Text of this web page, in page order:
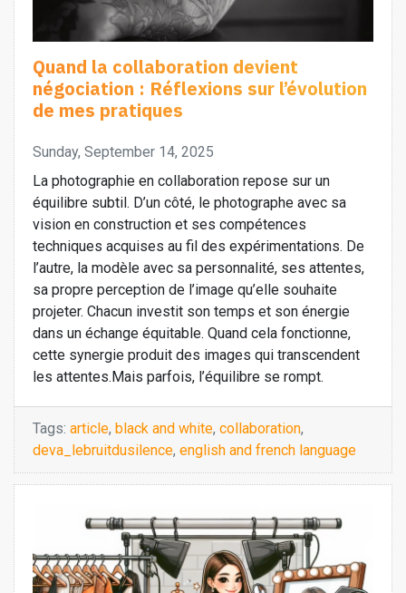
Quand la collaboration devient
négociation : Réflexions sur l’évolution
de mes pratiques
Sunday, September 14, 2025
La photographie en collaboration repose sur un
équilibre subtil. D’un côté, le photographe avec sa
vision en construction et ses compétences
techniques acquises au fil des expérimentations. De
l’autre, la modèle avec sa personnalité, ses attentes,
sa propre perception de l’image qu’elle souhaite
projeter. Chacun investit son temps et son énergie
dans un échange équitable. Quand cela fonctionne,
cette synergie produit des images qui transcendent
les attentes.Mais parfois, l’équilibre se rompt.
Tags: article, black and white, collaboration,
deva_lebruitdusilence, english and french language